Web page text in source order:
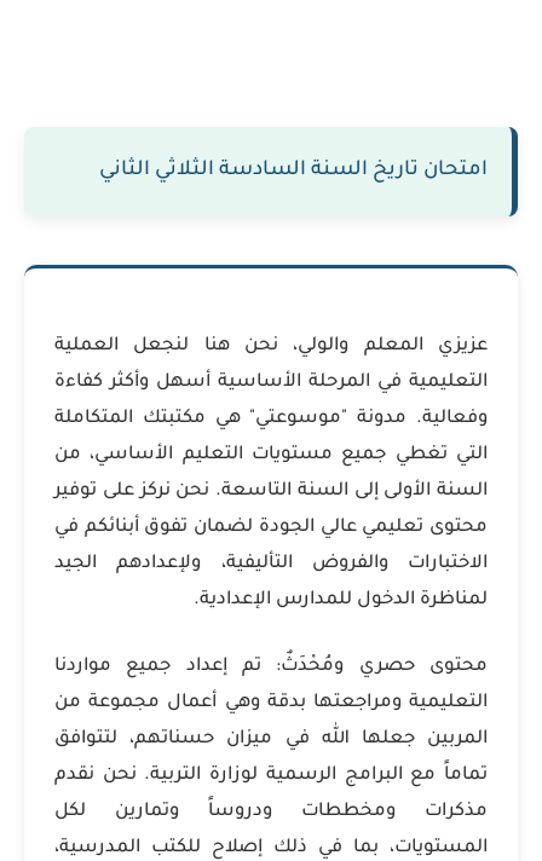
امتحان تاريخ السنة السادسة الثلاثي الثاني
عزيزي المعلم والولي، نحن هنا لنجعل العملية
التعليمية في المرحلة الأساسية أسهل وأكثر كفاءة
وفعالية. مدونة "موسوعتي" هي مكتبتك المتكاملة
التي تغطي جميع مستويات التعليم الأساسي، من
السنة الأولى إلى السنة التاسعة. نحن نركز على توفير
محتوى تعليمي عالي الجودة لضمان تفوق أبنائكم في
الاختبارات والفروض التأليفية، ولإعدادهم الجيد
لمناظرة الدخول للمدارس الإعدادية.
محتوى حصري ومُحْدَثٌ: تم إعداد جميع مواردنا
التعليمية ومراجعتها بدقة وهي أعمال مجموعة من
المربين جعلها الله في ميزان حسناتهم، لتتوافق
تماماً مع البرامج الرسمية لوزارة التربية. نحن نقدم
مذكرات ومخططات ودروساً وتمارين لكل
المستويات، بما في ذلك إصلاح للكتب المدرسية،